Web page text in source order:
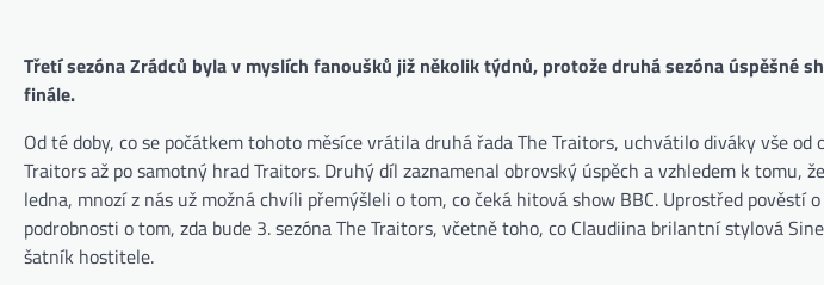
Třetí sezóna Zrádců byla v myslích fanoušků již několik týdnů, protože druhá sezóna úspěšné
finále.
Od té doby, co se počátkem tohoto měsíce vrátila druhá řada The Traitors, uchvátilo diváky vše od
Traitors až po samotný hrad Traitors. Druhý díl zaznamenal obrovský úspěch a vzhledem k tomu,
ledna, mnozí z nás už možná chvíli přemýšleli o tom, co čeká hitová show BBC. Uprostřed pověstí
podrobnosti o tom, zda bude 3. sezóna The Traitors, včetně toho, co Claudiina brilantní stylová
šatník hostitele.